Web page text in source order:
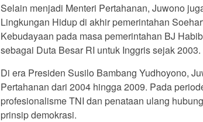
Selain menjadi Menteri Pertahanan, Juwono
Lingkungan Hidup di akhir pemerintahan
Kebudayaan pada masa pemerintahan BJ
sebagai Duta Besar RI untuk Inggris sejak 2003.
Di era Presiden Susilo Bambang Yudhoyono,
Pertahanan dari 2004 hingga 2009. Pada
profesionalisme TNI dan penataan ulang
prinsip demokrasi.